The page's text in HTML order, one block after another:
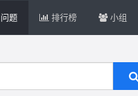
问题 排行榜 小组